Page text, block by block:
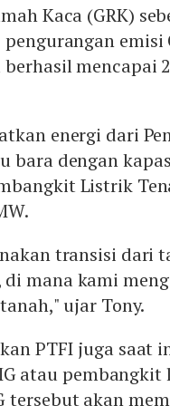
Kaca (GRK)
emisi
mencapai
energi dari
bara dengan
Listrik
transisi dari
mana kami
ujar Tony.
PTFI juga saat
atau
tersebut akan